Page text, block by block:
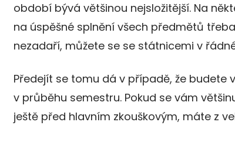
období bývá většinou nejsložitější. Na
na úspěšné splnění všech předmětů
nezadaří, můžete se se státnicemi v
Předejít se tomu dá v případě, že budete
v průběhu semestru. Pokud se vám
ještě před hlavním zkouškovým, máte z